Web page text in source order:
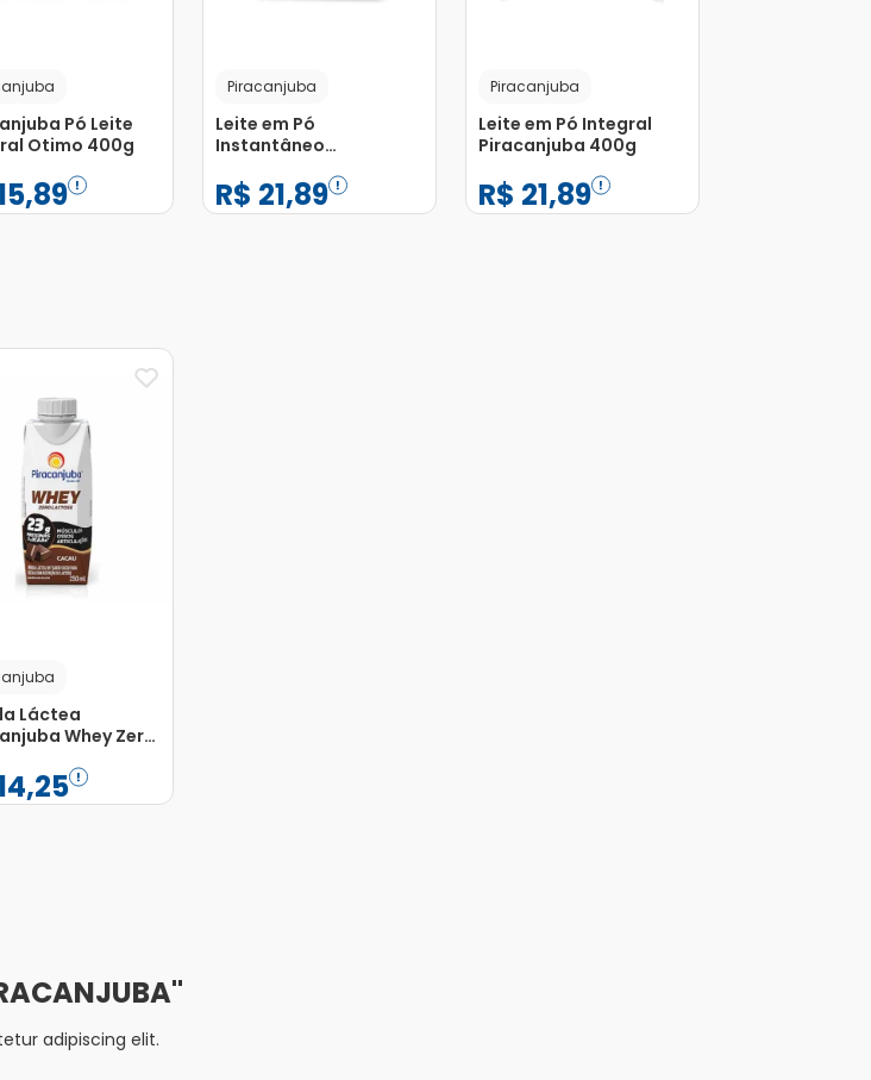
Pó Leite
Otimo 400g
,89
Piracanjuba
Leite em Pó
Instantâneo
R$ 21,89
Piracanjuba
Leite em Pó Integral
Piracanjuba 400g
R$ 21,89
Láctea
Whey Zero
,25
adipiscing elit.